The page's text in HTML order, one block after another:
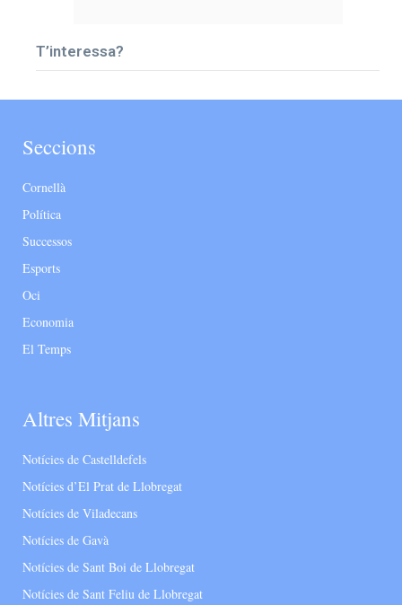
T’interessa?
Seccions
Cornellà
Política
Successos
Esports
Oci
Economia
El Temps
Altres Mitjans
Notícies de Castelldefels
Notícies d’El Prat de Llobregat
Notícies de Viladecans
Notícies de Gavà
Notícies de Sant Boi de Llobregat
Notícies de Sant Feliu de Llobregat